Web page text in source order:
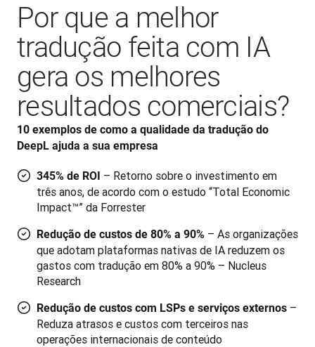
Por que a melhor
tradução feita com IA
gera os melhores
resultados comerciais?
10 exemplos de como a qualidade da tradução do
DeepL ajuda a sua empresa
345% de ROI – Retorno sobre o investimento em
três anos, de acordo com o estudo “Total Economic
Impact™” da Forrester
Redução de custos de 80% a 90% – As organizações
que adotam plataformas nativas de IA reduzem os
gastos com tradução em 80% a 90% – Nucleus
Research
Redução de custos com LSPs e serviços externos –
Reduza atrasos e custos com terceiros nas
operações internacionais de conteúdo